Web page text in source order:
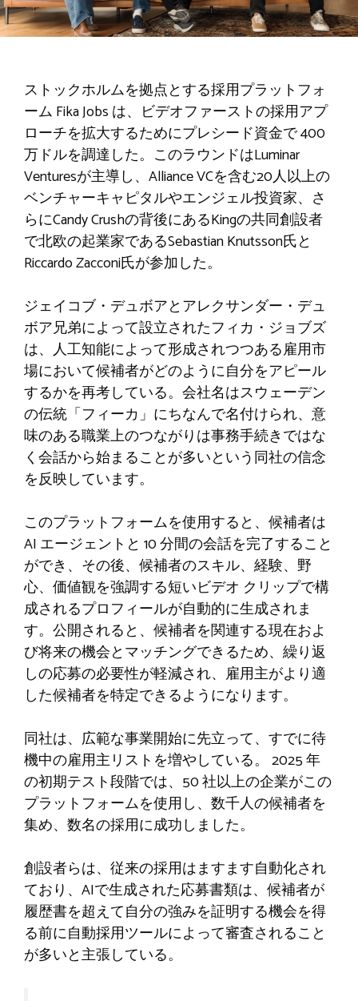
ストックホルムを拠点とする採用プラットフォ
ーム Fika Jobs は、ビデオファーストの採用アプ
ローチを拡大するためにプレシード資金で 400
万ドルを調達した。このラウンドはLuminar
Venturesが主導し、Alliance VCを含む20人以上の
ベンチャーキャピタルやエンジェル投資家、さ
らにCandy Crushの背後にあるKingの共同創設者
で北欧の起業家であるSebastian Knutsson氏と
Riccardo Zacconi氏が参加した。
ジェイコブ・デュボアとアレクサンダー・デュ
ボア兄弟によって設立されたフィカ・ジョブズ
は、人工知能によって形成されつつある雇用市
場において候補者がどのように自分をアピール
するかを再考している。会社名はスウェーデン
の伝統「フィーカ」にちなんで名付けられ、意
味のある職業上のつながりは事務手続きではな
く会話から始まることが多いという同社の信念
を反映しています。
このプラットフォームを使用すると、候補者は
AI エージェントと 10 分間の会話を完了すること
ができ、その後、候補者のスキル、経験、野
心、価値観を強調する短いビデオ クリップで構
成されるプロフィールが自動的に生成されま
す。公開されると、候補者を関連する現在およ
び将来の機会とマッチングできるため、繰り返
しの応募の必要性が軽減され、雇用主がより適
した候補者を特定できるようになります。
同社は、広範な事業開始に先立って、すでに待
機中の雇用主リストを増やしている。 2025 年
の初期テスト段階では、50 社以上の企業がこの
プラットフォームを使用し、数千人の候補者を
集め、数名の採用に成功しました。
創設者らは、従来の採用はますます自動化され
ており、AIで生成された応募書類は、候補者が
履歴書を超えて自分の強みを証明する機会を得
る前に自動採用ツールによって審査されること
が多いと主張している。